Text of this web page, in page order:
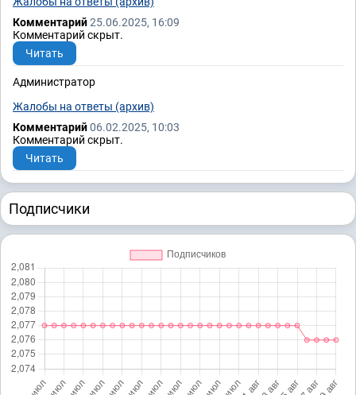
Комментарий25.06.2025, 16:09
Комментарий скрыт.
Читать
Администратор
Жалобы на ответы (архив)
Комментарий06.02.2025, 10:03
Комментарий скрыт.
Читать
Подписчики